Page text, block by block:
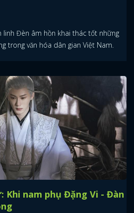
linh Đèn âm hồn khai thác tốt những
trong văn hóa dân gian Việt Nam.
nam phụ Đặng Vi - Đàn